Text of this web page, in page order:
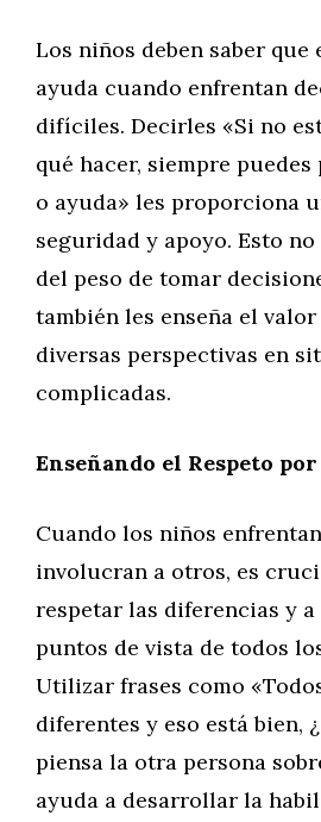
Los niños deben saber que
ayuda cuando enfrentan
difíciles. Decirles «Si no
qué hacer, siempre
o ayuda» les proporciona
seguridad y apoyo. Esto
del peso de tomar
también les enseña el
diversas perspectivas en
complicadas.
Enseñando el Respeto
Cuando los niños
involucran a otros, es
respetar las diferencias y
puntos de vista de todos
Utilizar frases como
diferentes y eso está bien,
piensa la otra persona
ayuda a desarrollar la